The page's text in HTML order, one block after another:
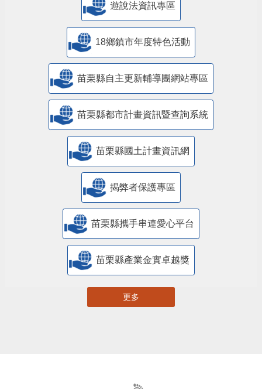
遊說法資訊專區
18鄉鎮市年度特色活動
苗栗縣自主更新輔導團網站專區
苗栗縣都市計畫資訊暨查詢系統
苗栗縣國土計畫資訊網
揭弊者保護專區
苗栗縣攜手串連愛心平台
苗栗縣產業金實卓越獎
更多